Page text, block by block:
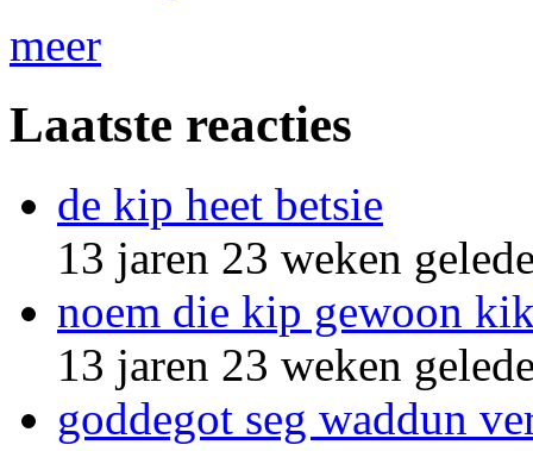
meer
Laatste reacties
de kip heet betsie
13 jaren 23 weken
noem die kip gewoon
13 jaren 23 weken
goddegot seg waddun